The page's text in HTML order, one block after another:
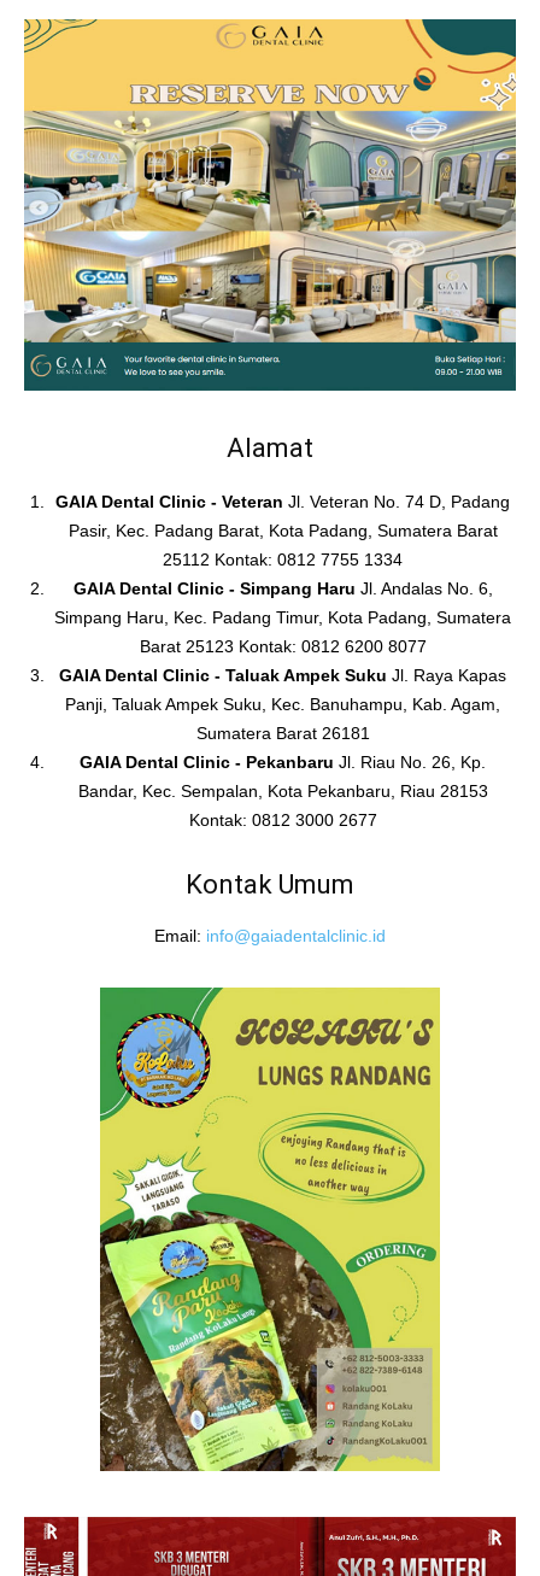
Alamat
GAIA Dental Clinic - Veteran Jl. Veteran No. 74 D, Padang
Pasir, Kec. Padang Barat, Kota Padang, Sumatera Barat
25112 Kontak: 0812 7755 1334
GAIA Dental Clinic - Simpang Haru Jl. Andalas No. 6,
Simpang Haru, Kec. Padang Timur, Kota Padang, Sumatera
Barat 25123 Kontak: 0812 6200 8077
GAIA Dental Clinic - Taluak Ampek Suku Jl. Raya Kapas
Panji, Taluak Ampek Suku, Kec. Banuhampu, Kab. Agam,
Sumatera Barat 26181
GAIA Dental Clinic - Pekanbaru Jl. Riau No. 26, Kp.
Bandar, Kec. Sempalan, Kota Pekanbaru, Riau 28153
Kontak: 0812 3000 2677
Kontak Umum
Email: info@gaiadentalclinic.id